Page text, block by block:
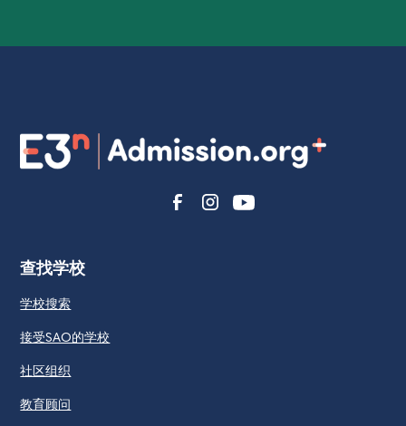
查找学校
学校搜索
接受SAO的学校
社区组织
教育顾问